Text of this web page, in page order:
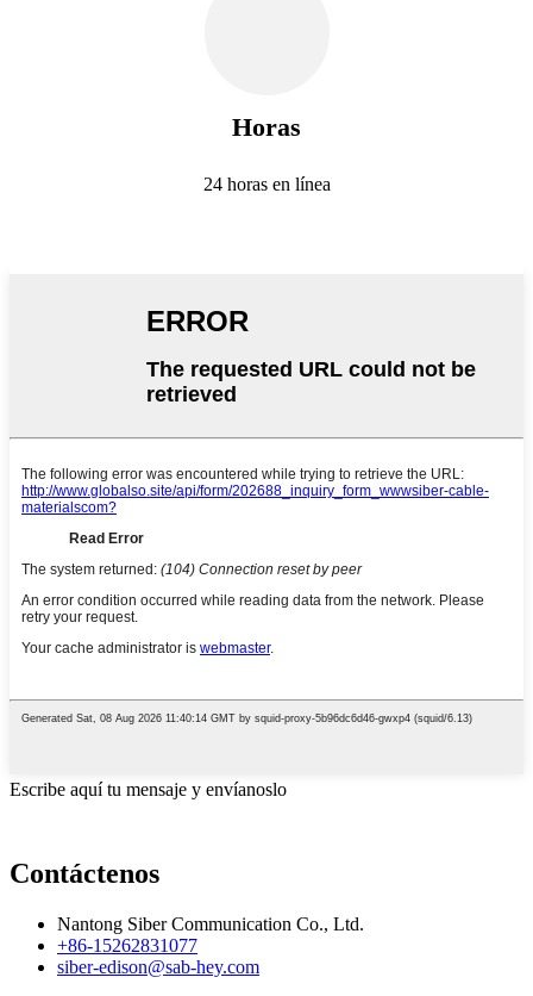
Horas
24 horas en línea
Escribe aquí tu mensaje y envíanoslo
Contáctenos
Nantong Siber Communication Co., Ltd.
+86-15262831077
siber-edison@sab-hey.com